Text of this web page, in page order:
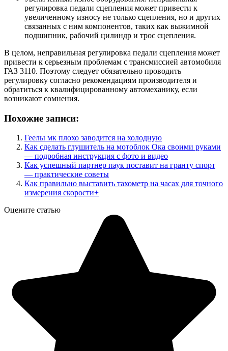
регулировка педали сцепления может привести к
увеличенному износу не только сцепления, но и других
связанных с ним компонентов, таких как выжимной
подшипник, рабочий цилиндр и трос сцепления.
В целом, неправильная регулировка педали сцепления может
привести к серьезным проблемам с трансмиссией автомобиля
ГАЗ 3110. Поэтому следует обязательно проводить
регулировку согласно рекомендациям производителя и
обратиться к квалифицированному автомеханику, если
возникают сомнения.
Похожие записи:
Геелы мк плохо заводится на холодную
Как сделать глушитель на мотоблок Ока своими руками
— подробная инструкция с фото и видео
Как успешный партнер паук поставит на гранту спорт
— практические советы
Как правильно выставить тахометр на часах для точного
измерения скорости+
Оцените статью